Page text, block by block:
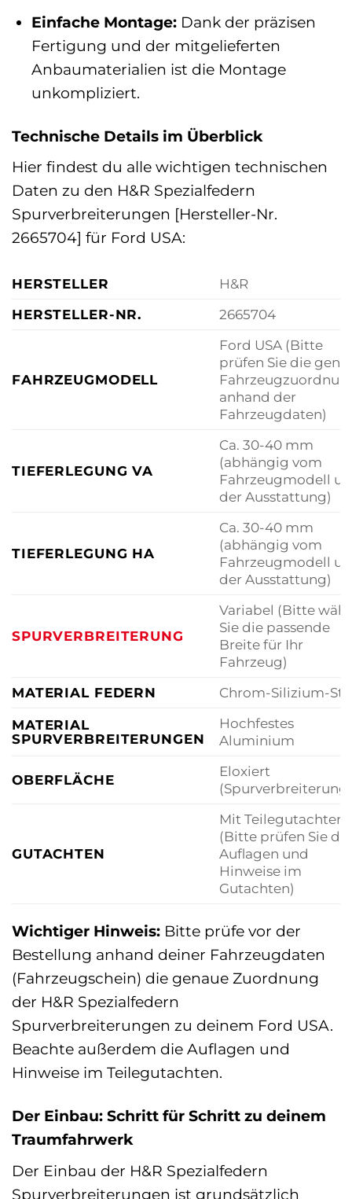
Einfache Montage:Dank der präzisen
Fertigung und der mitgelieferten
Anbaumaterialien ist die Montage
unkompliziert.
Technische Details im Überblick
Hier findest du alle wichtigen technischen
Daten zu den H&R Spezialfedern
Spurverbreiterungen [Hersteller-Nr.
2665704] für Ford USA:
HERSTELLER
H&R
HERSTELLER-NR.
2665704
FAHRZEUGMODELL
Ford USA (Bitte
prüfen Sie die
anhand der
Fahrzeugdaten)
TIEFERLEGUNG VA
Ca. 30-40 mm
(abhängig vom
Fahrzeugmodell
der Ausstattung)
TIEFERLEGUNG HA
Ca. 30-40 mm
(abhängig vom
Fahrzeugmodell
der Ausstattung)
SPURVERBREITERUNG
Variabel (Bitte
Sie die passende
Breite für Ihr
Fahrzeug)
MATERIAL FEDERN
Chrom-Silizium-
MATERIAL
SPURVERBREITERUNGEN
Hochfestes
Aluminium
OBERFLÄCHE
Eloxiert
GUTACHTEN
Mit Teilegutachten
(Bitte prüfen Sie die
Auflagen und
Hinweise im
Gutachten)
Wichtiger Hinweis: Bitte prüfe vor der
Bestellung anhand deiner Fahrzeugdaten
(Fahrzeugschein) die genaue Zuordnung
der H&R Spezialfedern
Spurverbreiterungen zu deinem Ford USA.
Beachte außerdem die Auflagen und
Hinweise im Teilegutachten.
Der Einbau: Schritt für Schritt zu deinem
Traumfahrwerk
Der Einbau der H&R Spezialfedern
Spurverbreiterungen ist grundsätzlich